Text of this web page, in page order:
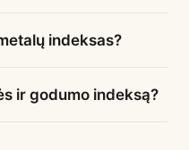
indeksas?
ir godumo indeksą?